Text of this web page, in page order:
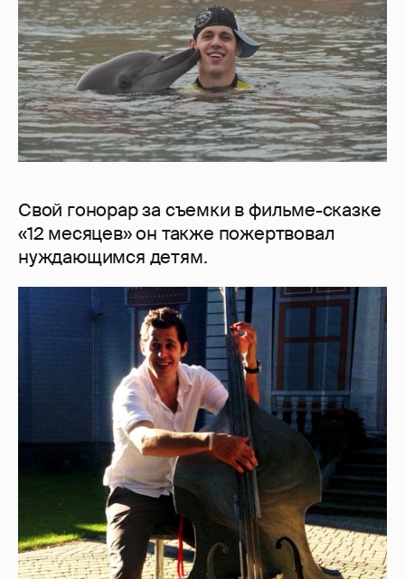
Cвой гонорар за съемки в фильме-сказке
«12 месяцев» он также пожертвовал
нуждающимся детям.